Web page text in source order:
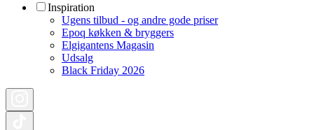
Inspiration
Ugens tilbud - og andre gode priser
Epoq køkken & bryggers
Elgigantens Magasin
Udsalg
Black Friday 2026